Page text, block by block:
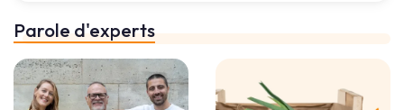
Parole d'experts